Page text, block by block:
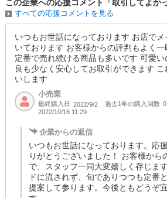
この企業への応援コメント「取引してよか
すべての応援コメントを見る
いつもお世話になっております お店で
いております お客様からの評判もよく一
定番で売れ続ける商品も多いです 可愛
良も少なく安心してお取引ができます
いします
小売業
最終購入日 2022/9/2 過去1年の購入回数
2022/10/18 11:29
企業からの返信
いつもお世話になっております。応
りがとうございました！ お客様から
で、スタッフ一同大変嬉しく存じま
ドに流されず、旬でありつつも定番
提案して参ります。今後ともどうぞ